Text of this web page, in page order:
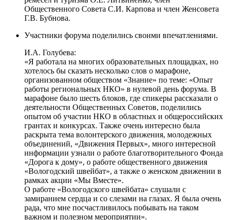
Общественного Совета С.И. Карпова и член Женсовета
Г.В. Бубнова.
Участники форума поделились своими впечатлениями.
И.А. Голубева:
«Я работала на многих образовательных площадках, но
хотелось бы сказать несколько слов о марафоне,
организованном обществом «Знание» по теме: «Опыт
работы региональных НКО» в нулевой день форума. В
марафоне было шесть блоков, где спикеры рассказали о
деятельности Общественных Советов, поделились
опытом об участии НКО в областных и общероссийских
грантах и конкурсах. Также очень интересно была
раскрыта тема волонтерского движения, молодежных
объединений, «Движения Первых», много интересной
информации узнали о работе благотворительного Фонда
«Дорога к дому», о работе общественного движения
«Вологодский швейбат», а также о женском движении в
рамках акции «Мы Вместе».
О работе «Вологодского швейбата» слушали с
замиранием сердца и со слезами на глазах. Я была очень
рада, что мне посчастливилось побывать на таком
важном и полезном мероприятии».